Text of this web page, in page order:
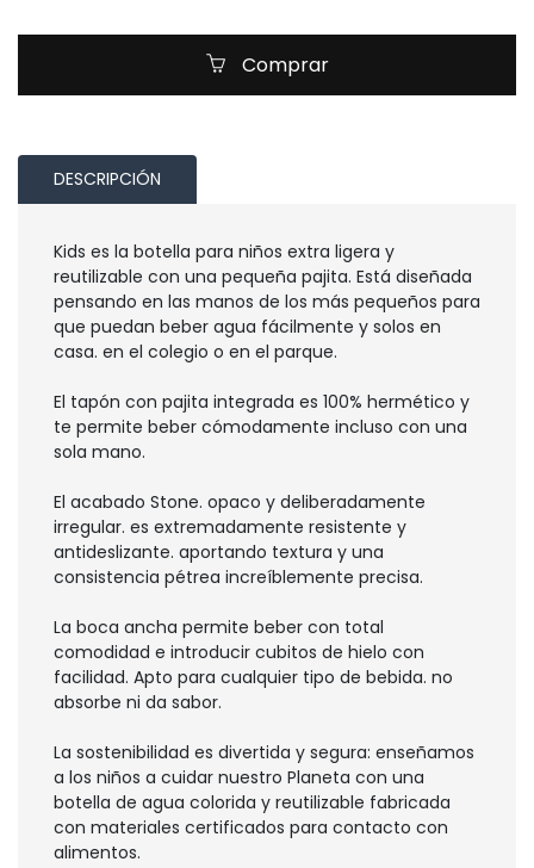
Comprar
DESCRIPCIÓN
Kids es la botella para niños extra ligera y
reutilizable con una pequeña pajita. Está diseñada
pensando en las manos de los más pequeños para
que puedan beber agua fácilmente y solos en
casa. en el colegio o en el parque.
El tapón con pajita integrada es 100% hermético y
te permite beber cómodamente incluso con una
sola mano.
El acabado Stone. opaco y deliberadamente
irregular. es extremadamente resistente y
antideslizante. aportando textura y una
consistencia pétrea increíblemente precisa.
La boca ancha permite beber con total
comodidad e introducir cubitos de hielo con
facilidad. Apto para cualquier tipo de bebida. no
absorbe ni da sabor.
La sostenibilidad es divertida y segura: enseñamos
a los niños a cuidar nuestro Planeta con una
botella de agua colorida y reutilizable fabricada
con materiales certificados para contacto con
alimentos.